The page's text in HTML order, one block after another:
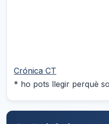
Crónica CT
* ho pots llegir perquè